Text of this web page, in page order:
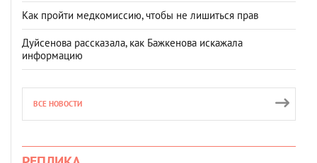
Как пройти медкомиссию, чтобы не лишиться прав
Дуйсенова рассказала, как Бажкенова искажала
информацию
ВСЕ НОВОСТИ